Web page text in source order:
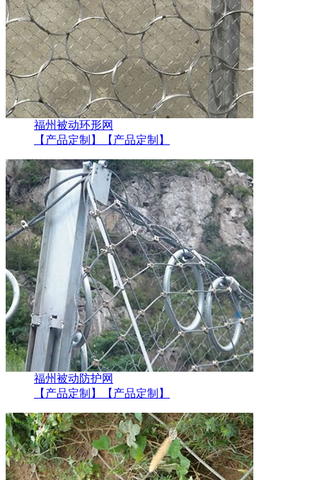
福州被动环形网
【产品定制】
【产品定制】
福州被动防护网
【产品定制】
【产品定制】